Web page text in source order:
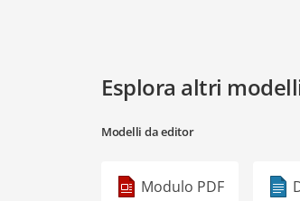
Esplora altri
Modelli da editor
Modulo PDF